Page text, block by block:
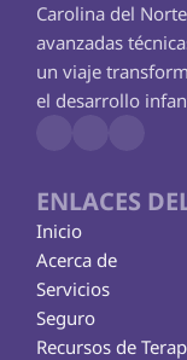
Carolina del
avanzadas
un viaje
el desarrollo
ENLACES
Inicio
Acerca de
Servicios
Seguro
Recursos de